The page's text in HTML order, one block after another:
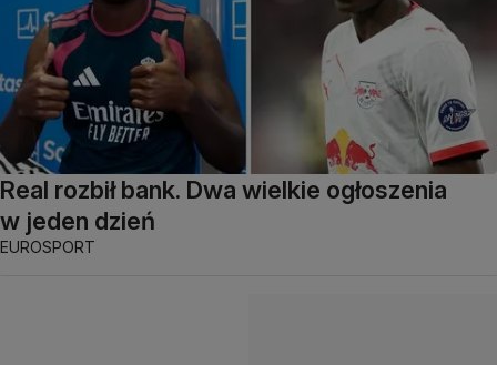
Real rozbił bank. Dwa wielkie ogłoszenia
w jeden dzień
EUROSPORT